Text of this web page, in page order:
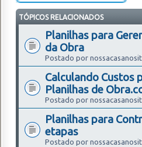
TÓPICOS RELACIONADOS
Planilhas para
da Obra
Postado por
Calculando Custos
Planilhas de
Postado por
Planilhas para
etapas
Postado por